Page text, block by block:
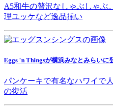
A5和牛の贅沢なしゃぶしゃぶ
理ユッケなど逸品揃い
Eggs 'n Thingsが横浜みなとみらいに
パンケーキで有名なハワイで
の復活